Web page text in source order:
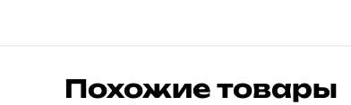
Похожие товары